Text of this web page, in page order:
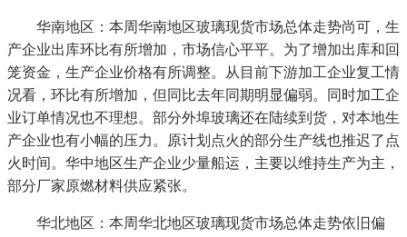
华南地区：本周华南地区玻璃现货市场总体走势尚可，生
产企业出库环比有所增加，市场信心平平。为了增加出库和回
笼资金，生产企业价格有所调整。从目前下游加工企业复工情
况看，环比有所增加，但同比去年同期明显偏弱。同时加工企
业订单情况也不理想。部分外埠玻璃还在陆续到货，对本地生
产企业也有小幅的压力。原计划点火的部分生产线也推迟了点
火时间。华中地区生产企业少量船运，主要以维持生产为主，
部分厂家原燃材料供应紧张。
华北地区：本周华北地区玻璃现货市场总体走势依旧偏